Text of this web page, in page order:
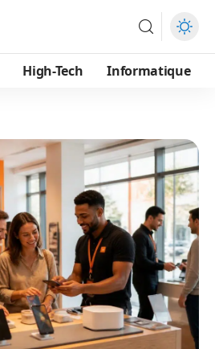
High-Tech Informatique